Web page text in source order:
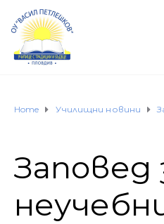
Home Училищни новини
Заповед